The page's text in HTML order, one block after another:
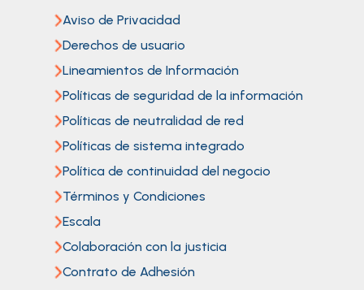
Aviso de Privacidad
Derechos de usuario
Lineamientos de Información
Políticas de seguridad de la información
Políticas de neutralidad de red
Políticas de sistema integrado
Política de continuidad del negocio
Términos y Condiciones
Escala
Colaboración con la justicia
Contrato de Adhesión